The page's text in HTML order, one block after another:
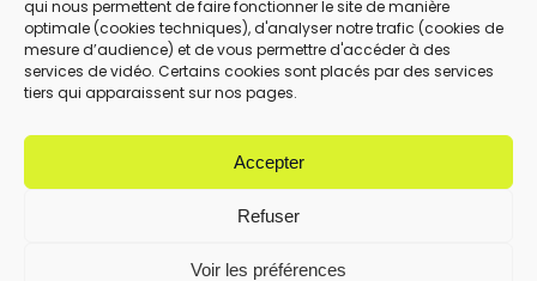
qui nous permettent de faire fonctionner le site de manière
optimale (cookies techniques), d'analyser notre trafic (cookies de
mesure d’audience) et de vous permettre d'accéder à des
services de vidéo. Certains cookies sont placés par des services
tiers qui apparaissent sur nos pages.
Accepter
Refuser
Voir les préférences
En utilisant ce formulaire, vous acceptez le
stockage et le traitement de vos données
par ce site.